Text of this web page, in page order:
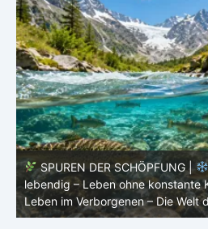
SPUREN DER SCHÖPFUNG |
lebendig – Leben ohne
Leben im Verborgenen – Die Welt